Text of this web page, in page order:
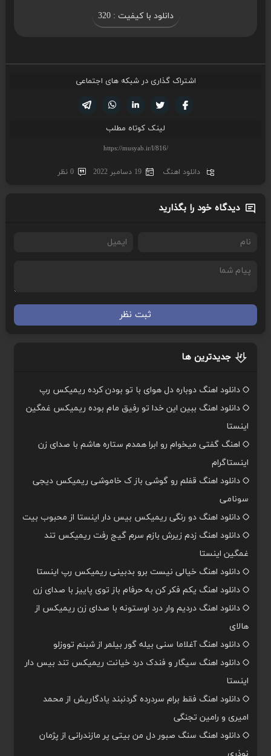
دانلود با کیفیت : 320
اشتراک گذاری در شبکه های اجتماعی
لینکدین تویتر
فیسوک
لینک کوتاه مطلب
دانلود اهنگ 19 دسامبر 2022 0 نظر
دیدگاه خود را بگذارید
ثبت نظر
جدیدترین ها
دانلود اهنگ دوباره دل هوای با تو بودن کرده ریمیکس رپ
دانلود اهنگ ببین این خدا تو رفیق مام بوده ریمیکس غمگین
اینستا
اهنگ گفتی میخوام رو ابرا همدم ستاره هاشم با صدای زن
اینستاگرام
دانلود اهنگ قفلم رو گوشی باز ک خاموشی ریمیکس دیجی
سونامی
دانلود اهنگ دو رنگی ریمیکس بیس دار اینستا از محبوب بیت
دانلود اهنگ زدم زیرش بازم سرم گیج رفت ریمیکس تند
غمگین اینستا
دانلود اهنگ خیالی نیست برو بدبینی ریمیکس رپ اینستا
دانلود اهنگ یکم فکر کن به حرفام باز توی پاییز با صدای زن
دانلود اهنگ دردیم وار درد اوستونه با صدای زن ریمیکس از
هالای
دانلود اهنگ آغلاما سنی بیله گور بیلمر از شبنم تووزلو
دانلود اهنگ سیگار و فندک درد خیانت ریمیکس تند بیس دار
اینستا
دانلود اهنگ فقط برام سردرده گردنبند یادگاریش از محمد
امیری و رامین تجنگی
دانلود اهنگ سنگ صبور دل من بیتی پر مازندرانی از پژمان
نوذری